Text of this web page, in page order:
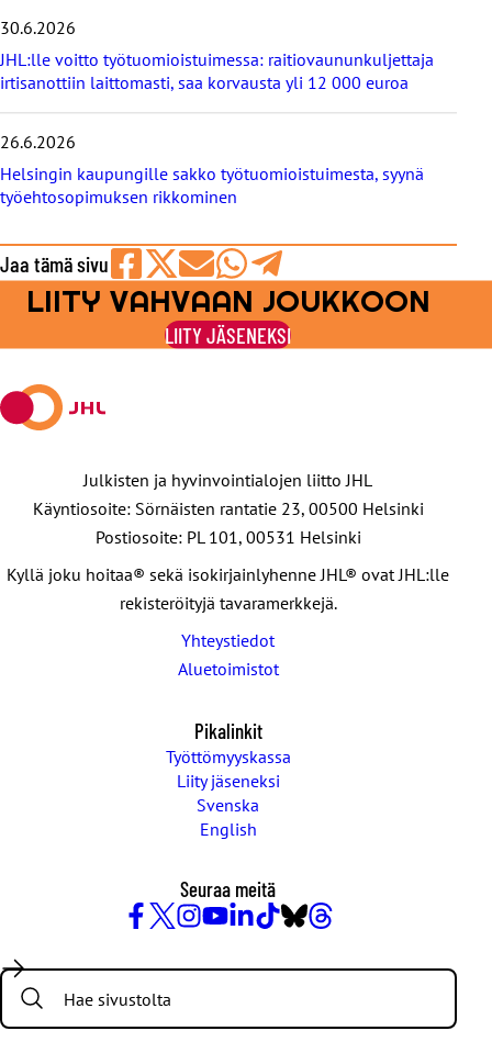
30.6.2026
JHL:lle voitto työtuomioistuimessa: raitiovaununkuljettaja
irtisanottiin laittomasti, saa korvausta yli 12 000 euroa
26.6.2026
Helsingin kaupungille sakko työtuomioistuimesta, syynä
työehtosopimuksen rikkominen
Jaa tämä sivu
Jaa
Facebookissa
Jaa
viestipalvelu
X:ssä
Jaa
sähköpostilla
Jaa
WhatsAppilla
Jaa
Telegramilla
LIITY VAHVAAN JOUKKOON
LIITY JÄSENEKSI
Julkisten ja hyvinvointialojen liitto JHL
Käyntiosoite: Sörnäisten rantatie 23, 00500 Helsinki
Postiosoite: PL 101, 00531 Helsinki
Kyllä joku hoitaa® sekä isokirjainlyhenne JHL® ovat JHL:lle
rekisteröityjä tavaramerkkejä.
Yhteystiedot
Aluetoimistot
Pikalinkit
Työttömyyskassa
Liity jäseneksi
Svenska
English
Seuraa meitä
/
Twitter
Search: